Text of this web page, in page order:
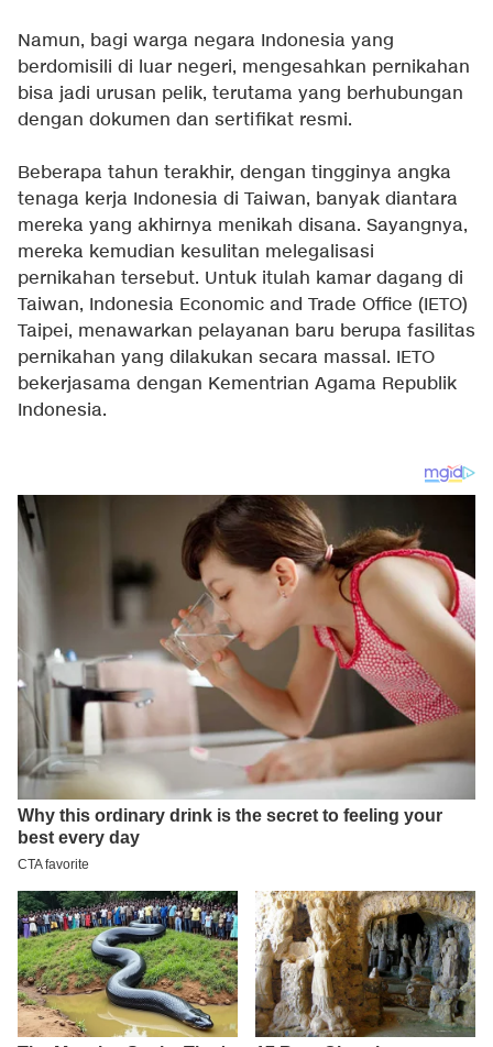
Namun, bagi warga negara Indonesia yang
berdomisili di luar negeri, mengesahkan pernikahan
bisa jadi urusan pelik, terutama yang berhubungan
dengan dokumen dan sertifikat resmi.
Beberapa tahun terakhir, dengan tingginya angka
tenaga kerja Indonesia di Taiwan, banyak diantara
mereka yang akhirnya menikah disana. Sayangnya,
mereka kemudian kesulitan melegalisasi
pernikahan tersebut. Untuk itulah kamar dagang di
Taiwan, Indonesia Economic and Trade Office (IETO)
Taipei, menawarkan pelayanan baru berupa fasilitas
pernikahan yang dilakukan secara massal. IETO
bekerjasama dengan Kementrian Agama Republik
Indonesia.